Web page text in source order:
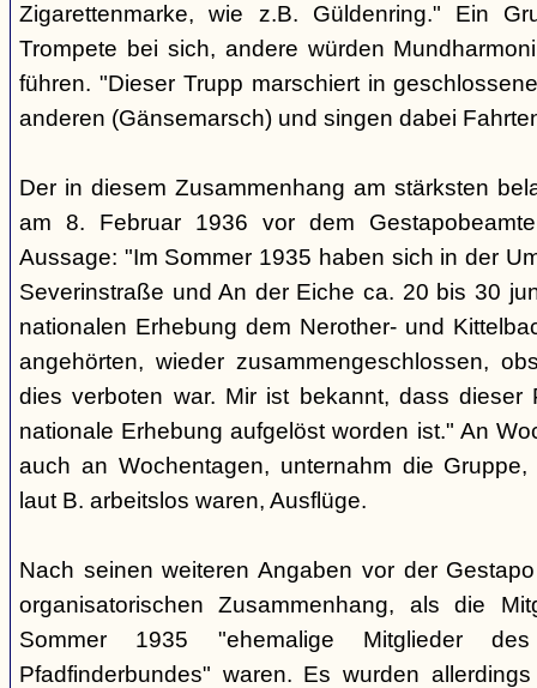
Zigarettenmarke, wie z.B. Güldenring." Ein
Trompete bei sich, andere würden
führen. "Dieser Trupp marschiert in
anderen (Gänsemarsch) und singen dabei
Der in diesem Zusammenhang am stärksten
am 8. Februar 1936 vor dem
Aussage: "Im Sommer 1935 haben sich in der
Severinstraße und An der Eiche ca. 20 bis 30
nationalen Erhebung dem Nerother- und
angehörten, wieder zusammengeschlossen,
dies verboten war. Mir ist bekannt, dass dieser
nationale Erhebung aufgelöst worden ist." An
auch an Wochentagen, unternahm die
laut B. arbeitslos waren, Ausflüge.
Nach seinen weiteren Angaben vor der
organisatorischen Zusammenhang, als die
Sommer 1935 "ehemalige Mitglieder
Pfadfinderbundes" waren. Es wurden